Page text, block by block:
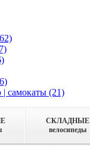
(21)
СКЛАДНЫЕ
велосипеды